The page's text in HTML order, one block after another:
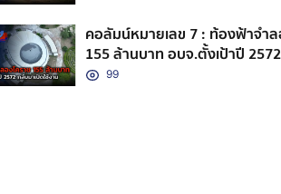
คอลัมน์หมายเลข 7 : ท้องฟ้าจำล
155 ล้านบาท อบจ.ตั้งเป้าปี
งาน99